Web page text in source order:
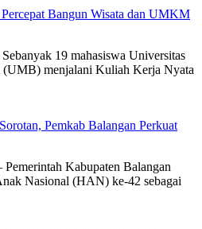
Bangun Wisata dan UMKM
19 mahasiswa Universitas
(UMB) menjalani Kuliah Kerja Nyata
Pemkab Balangan Perkuat
Kabupaten Balangan
Nasional (HAN) ke-42 sebagai